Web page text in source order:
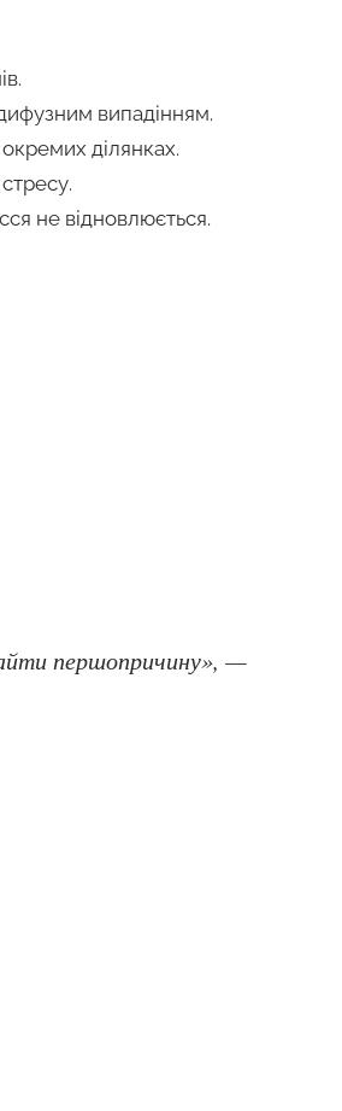
випадінням.
ділянках.
не відновлюється.
першопричину», —